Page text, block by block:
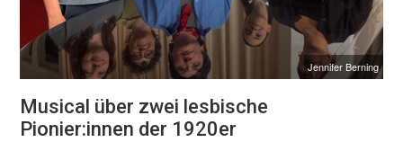
Jennifer Berning
Musical über zwei lesbische
Pionier:innen der 1920er